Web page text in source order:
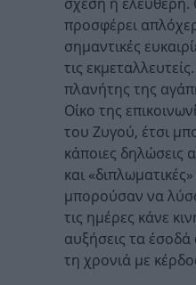
προσφέρει
σημαντικές
τις
πλανήτης της
Οίκο της
του Ζυγού, έτσι
κάποιες δηλώσεις
και
μπορούσαν να
τις ημέρες κάνε
αυξήσεις τα έσοδά
τη χρονιά με